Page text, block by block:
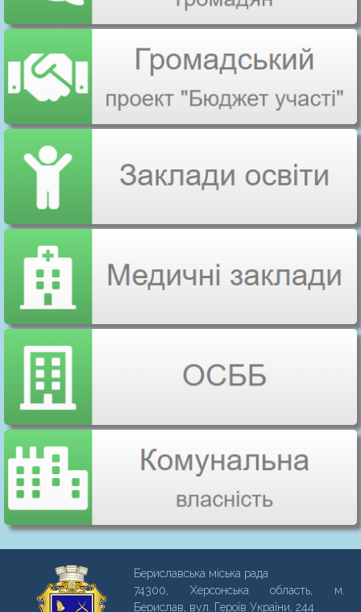
Бериславська міська рада
74300, Херсонська область, м.
Бериcлав, вул. Героїв України, 244